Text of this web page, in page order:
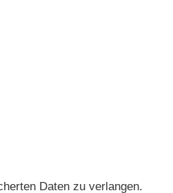
Daten zu verlangen.